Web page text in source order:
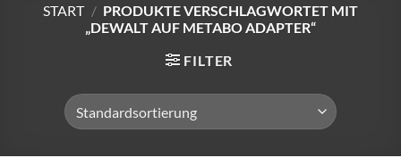
START / PRODUKTE VERSCHLAGWORTET MIT
„DEWALT AUF METABO ADAPTER“
FILTER